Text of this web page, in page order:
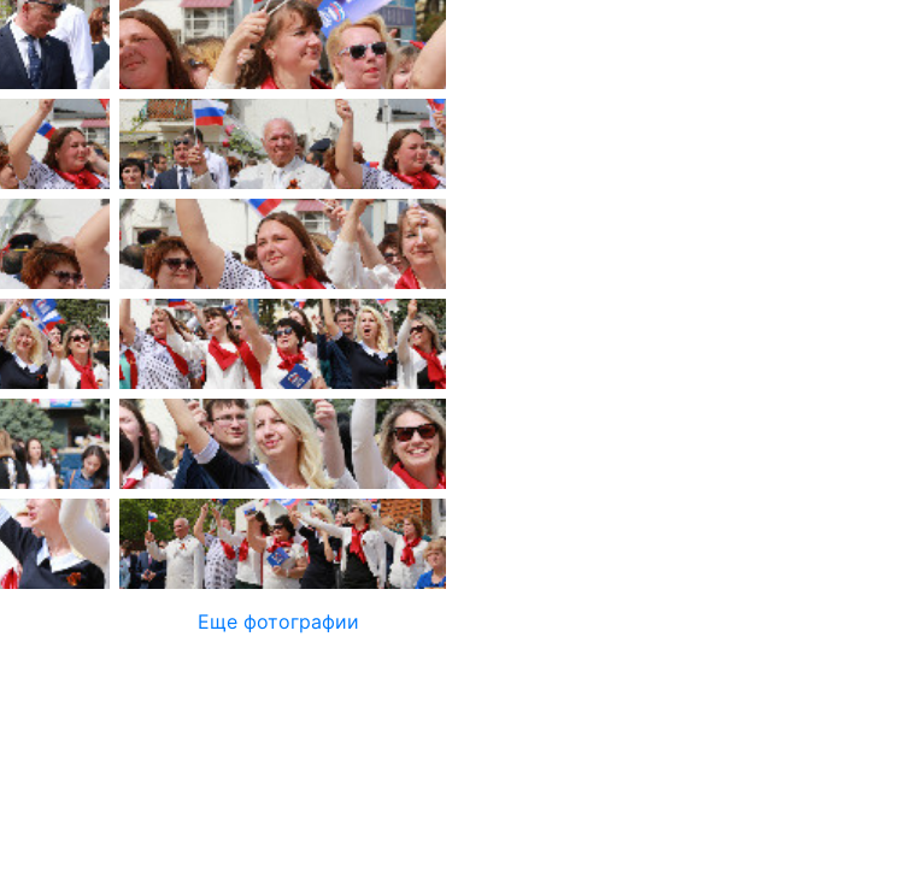
имуществе и обязательствах
имущественного характера
План работы и график сессий
ОБРАЩЕНИЯ
Написать обращение
Просмотр своего обращения
Установленные формы
обращений
Порядок и время приема
Порядок обжалования
Обзоры обращений лиц
Законодательная карта
Порядок оказания бесплатной
юридической помощи
Еще фотографии